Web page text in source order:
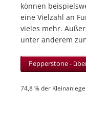
können
eine Vielzahl an
vieles mehr.
unter anderem
Pepperstone -
74,8 % der